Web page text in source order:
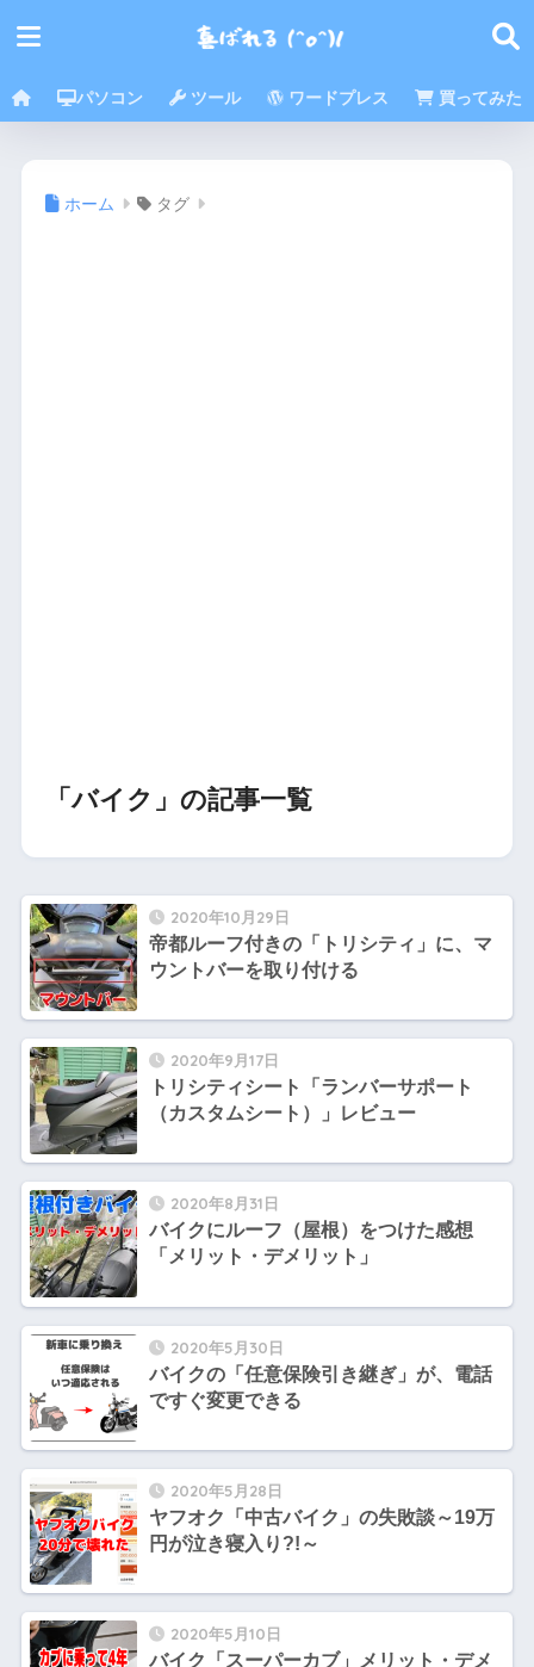
パソコン ツール ワードプレス 買ってみた
ホーム タグ
「バイク」の記事一覧
2020年10月29日
帝都ルーフ付きの「トリシティ」に、マ
ウントバーを取り付ける
2020年9月17日
トリシティシート「ランバーサポート
（カスタムシート）」レビュー
2020年8月31日
バイクにルーフ（屋根）をつけた感想
「メリット・デメリット」
2020年5月30日
バイクの「任意保険引き継ぎ」が、電話
ですぐ変更できる
2020年5月28日
ヤフオク「中古バイク」の失敗談～19万
円が泣き寝入り?!～
2020年5月10日
バイク「スーパーカブ」メリット・デメ